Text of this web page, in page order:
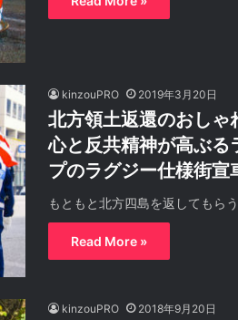
kinzouPRO 2019年3月20日
北方領土返還のおしゃ
心と反共精神が高ぶる
プのラグジー仕様街宣
もともと北方四島を返してもら
Read More »
kinzouPRO 2018年9月20日